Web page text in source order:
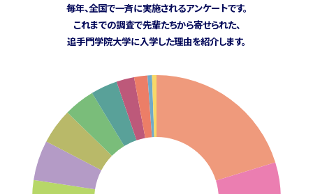
毎年、全国で一斉に実施されるアンケートです。
これまでの調査で先輩たちから寄せられた、
追手門学院大学に入学した理由を紹介します。